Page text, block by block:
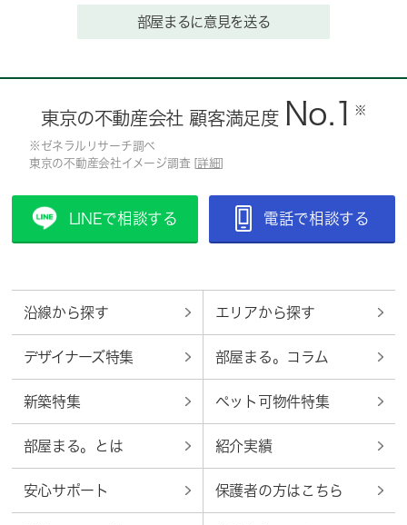
部屋まるに意見を送る
東京の不動産会社 顧客満足度 No.1 ※
※ゼネラルリサーチ調べ
東京の不動産会社イメージ調査 [ 詳細
LINEで相談する 電話で相談する
沿線から探す エリアから探す
デザイナーズ特集 部屋まる。コラム
新築特集 ペット可物件特集
部屋まる。とは 紹介実績
安心サポート 保護者の方はこちら